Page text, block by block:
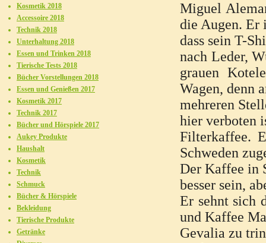
Miguel
die Augen. Er
dass sein T-
nach Leder,
grauen
Wagen, denn
mehreren
hier verboten
Filterkaffee.
Schweden
Der Kaffee in
besser sein,
Er sehnt sich
und Kaffee
Gevalia zu
Kosmetik 2018
Accessoire 2018
Technik 2018
Unterhaltung 2018
Essen und Trinken 2018
Tierische Tests 2018
Bücher Vorstellungen 2018
Essen und Genießen 2017
Kosmetik 2017
Technik 2017
Bücher und Hörspiele 2017
Aukey Produkte
Haushalt
Kosmetik
Technik
Schmuck
Bücher & Hörspiele
Bekleidung
Tierische Produkte
Getränke